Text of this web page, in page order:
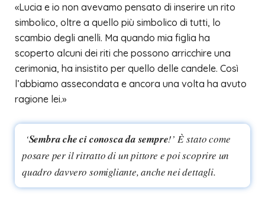
«Lucia e io non avevamo pensato di inserire un rito
simbolico, oltre a quello più simbolico di tutti, lo
scambio degli anelli. Ma quando mia figlia ha
scoperto alcuni dei riti che possono arricchire una
cerimonia, ha insistito per quello delle candele. Così
l’abbiamo assecondata e ancora una volta ha avuto
ragione lei.»
‘Sembra che ci conosca da sempre!’ È stato come
posare per il ritratto di un pittore e poi scoprire un
quadro davvero somigliante, anche nei dettagli.